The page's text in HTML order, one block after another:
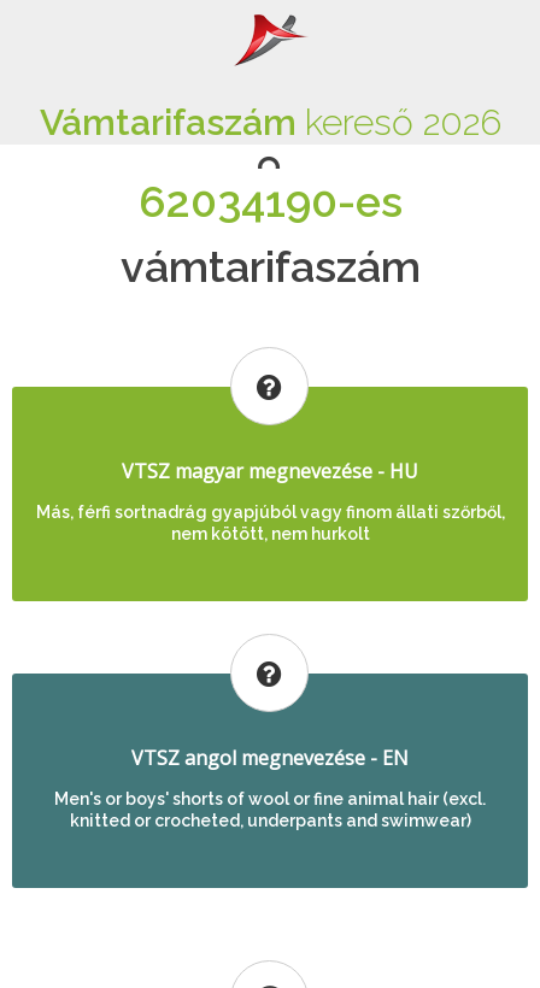
Vámtarifaszám kereső 2026
62034190-es
vámtarifaszám
VTSZ magyar megnevezése - HU
Más, férfi sortnadrág gyapjúból vagy finom állati szőrből,
nem kötött, nem hurkolt
VTSZ angol megnevezése - EN
Men's or boys' shorts of wool or fine animal hair (excl.
knitted or crocheted, underpants and swimwear)